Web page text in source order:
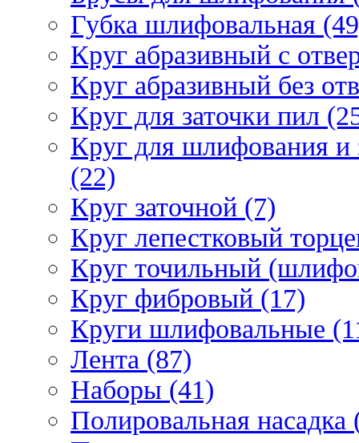
Губка шлифовальная
Круг абразивный c
Круг абразивный без
Круг для заточки пил
Круг для шлифования и
(22)
Круг заточной (7)
Круг лепестковый
Круг точильный
Круг фибровый (17)
Круги шлифовальные
Лента (87)
Наборы (41)
Полировальная насадка